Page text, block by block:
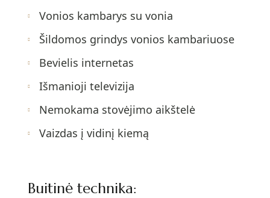
Vonios kambarys su vonia
Šildomos grindys vonios kambariuose
Bevielis internetas
Išmanioji televizija
Nemokama stovėjimo aikštelė
Vaizdas į vidinį kiemą
Buitinė technika: